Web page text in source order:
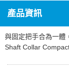
產品資訊
與固定把手合為一體
Shaft Collar